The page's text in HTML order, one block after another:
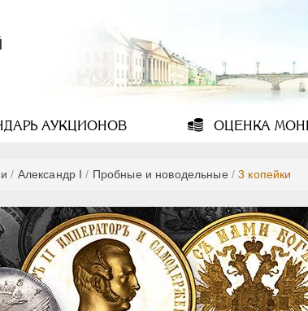
АУКЦИОНОВ ОЦЕНКА
/ Александр I / Пробные и новодельные /3 копейки